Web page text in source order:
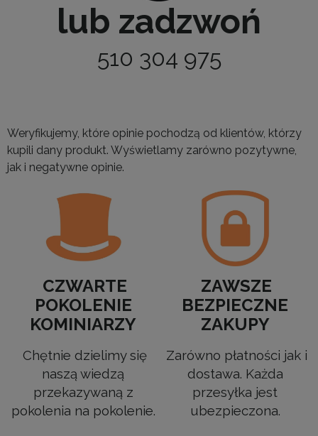
lub zadzwoń
510 304 975
Weryfikujemy, które opinie pochodzą od klientów, którzy
kupili dany produkt. Wyświetlamy zarówno pozytywne,
jak i negatywne opinie.
CZWARTE
POKOLENIE
KOMINIARZY
Chętnie dzielimy się
naszą wiedzą
przekazywaną z
pokolenia na pokolenie.
ZAWSZE
BEZPIECZNE
ZAKUPY
Zarówno płatności jak i
dostawa. Każda
przesyłka jest
ubezpieczona.